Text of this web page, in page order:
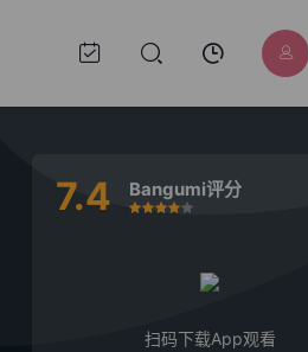
7.4 Bangumi评分
很差
较差还行
推荐
力荐
扫码下载App观看